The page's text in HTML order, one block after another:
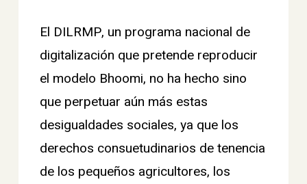
El DILRMP, un programa nacional de
digitalización que pretende reproducir
el modelo Bhoomi, no ha hecho sino
que perpetuar aún más estas
desigualdades sociales, ya que los
derechos consuetudinarios de tenencia
de los pequeños agricultores, los